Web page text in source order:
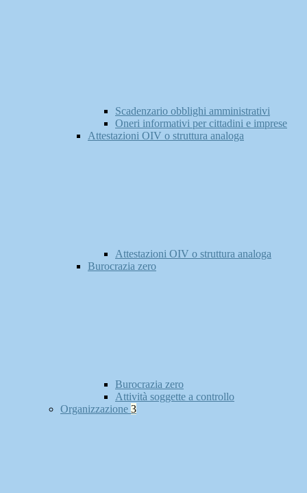
Scadenzario obblighi amministrativi
Oneri informativi per cittadini e imprese
Attestazioni OIV o struttura analoga
Attestazioni OIV o struttura analoga
Burocrazia zero
Burocrazia zero
Attività soggette a controllo
Organizzazione 3